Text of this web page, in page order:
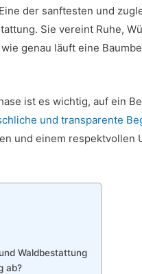
der sanftesten und
Sie vereint Ruhe,
genau läuft eine
ist es wichtig, auf ein
und transparente
und einem respektvollen
Waldbestattung
ab?